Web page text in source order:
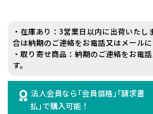
・在庫あり：3営業日以内に出荷いた
合は納期のご連絡をお電話又はメール
・取り寄せ商品：納期のご連絡をお電
す。
法人会員なら｢会員価格｣｢請求書
払｣で購入可能！